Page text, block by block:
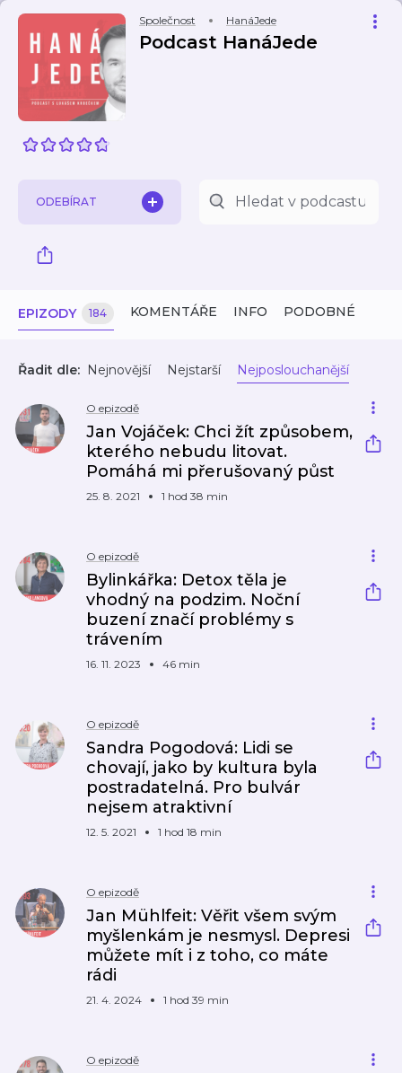
Společnost HanáJede
Podcast HanáJede
ODEBÍRAT
EPIZODY 184 KOMENTÁŘE INFO PODOBNÉ
Řadit dle: Nejnovější Nejstarší Nejposlouchanější
O epizodě
Jan Vojáček: Chci žít způsobem,
kterého nebudu litovat.
Pomáhá mi přerušovaný půst
25. 8. 2021 1 hod 38 min
O epizodě
Bylinkářka: Detox těla je
vhodný na podzim. Noční
buzení značí problémy s
trávením
16. 11. 2023 46 min
O epizodě
Sandra Pogodová: Lidi se
chovají, jako by kultura byla
postradatelná. Pro bulvár
nejsem atraktivní
12. 5. 2021 1 hod 18 min
O epizodě
Jan Mühlfeit: Věřit všem svým
myšlenkám je nesmysl. Depresi
můžete mít i z toho, co máte
rádi
21. 4. 2024 1 hod 39 min
O epizodě